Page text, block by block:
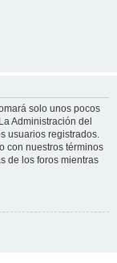
solo unos pocos
Administración del
usuarios registrados.
con nuestros términos
de los foros mientras